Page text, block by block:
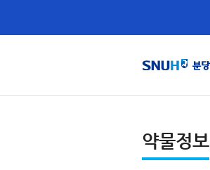
약물정보